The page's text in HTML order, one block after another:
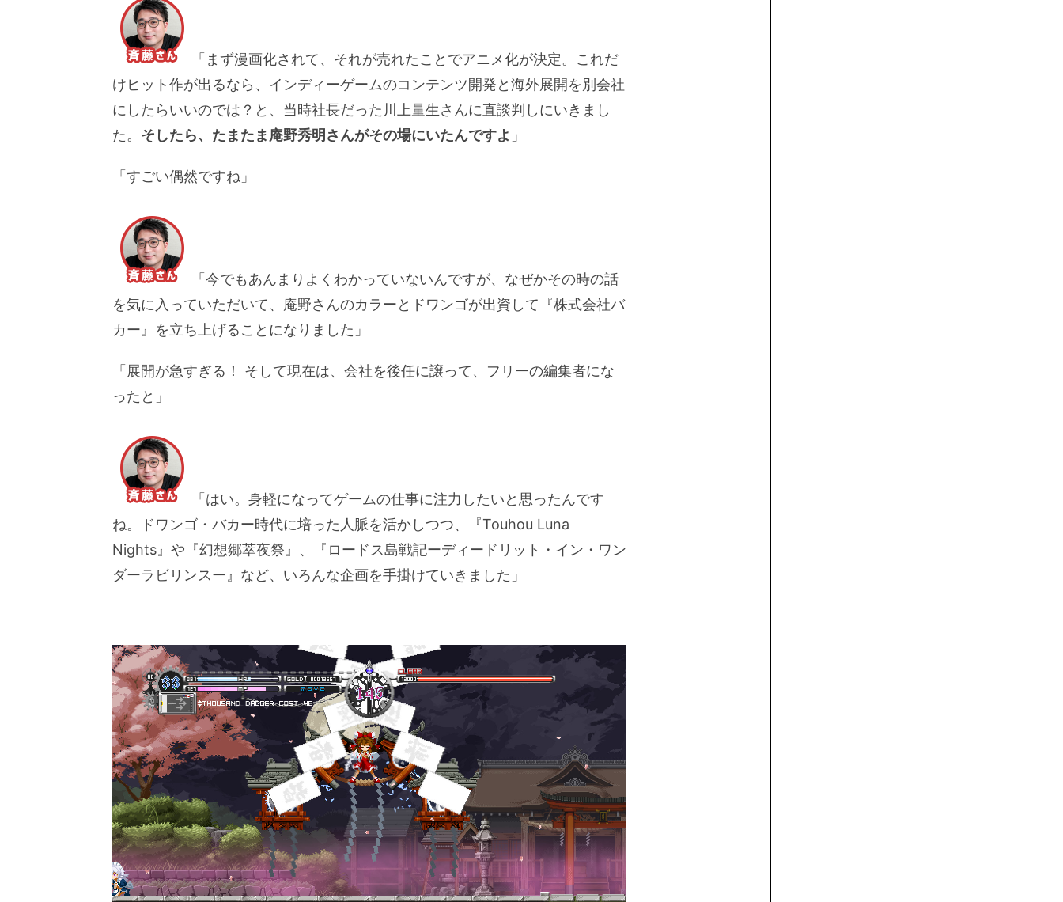
「まず漫画化されて、それが売れたことでアニメ化が決定。これだ
けヒット作が出るなら、インディーゲームのコンテンツ開発と海外展開を別会社
にしたらいいのでは？と、当時社長だった川上量生さんに直談判しにいきまし
た。 そしたら、たまたま庵野秀明さんがその場にいたんですよ 」
「すごい偶然ですね」
「今でもあんまりよくわかっていないんですが、なぜかその時の話
を気に入っていただいて、庵野さんのカラーとドワンゴが出資して『株式会社バ
カー』を立ち上げることになりました」
「展開が急すぎる！ そして現在は、会社を後任に譲って、フリーの編集者にな
ったと」
「はい。身軽になってゲームの仕事に注力したいと思ったんです
ね。ドワンゴ・バカー時代に培った人脈を活かしつつ、『Touhou Luna
Nights』や『幻想郷萃夜祭』、『ロードス島戦記ーディードリット・イン・ワン
ダーラビリンスー』など、いろんな企画を手掛けていきました」